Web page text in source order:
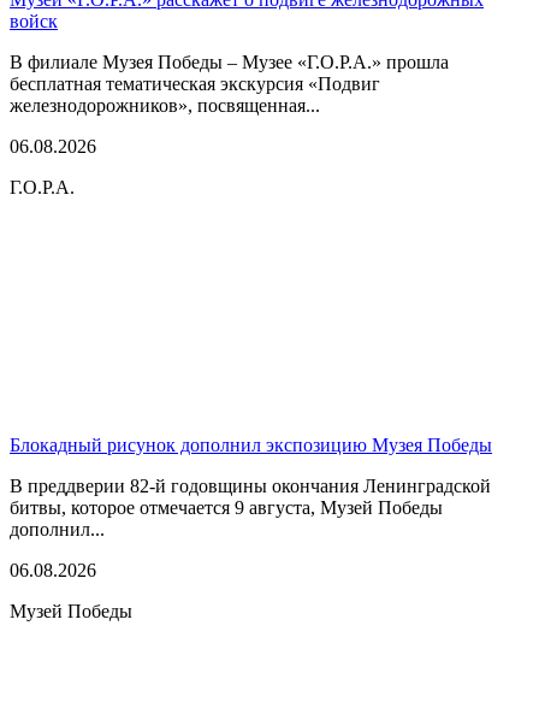
войск
В филиале Музея Победы – Музее «Г.О.Р.А.» прошла
бесплатная тематическая экскурсия «Подвиг
железнодорожников», посвященная...
06.08.2026
Г.О.Р.А.
Блокадный рисунок дополнил экспозицию Музея Победы
В преддверии 82-й годовщины окончания Ленинградской
битвы, которое отмечается 9 августа, Музей Победы
дополнил...
06.08.2026
Музей Победы